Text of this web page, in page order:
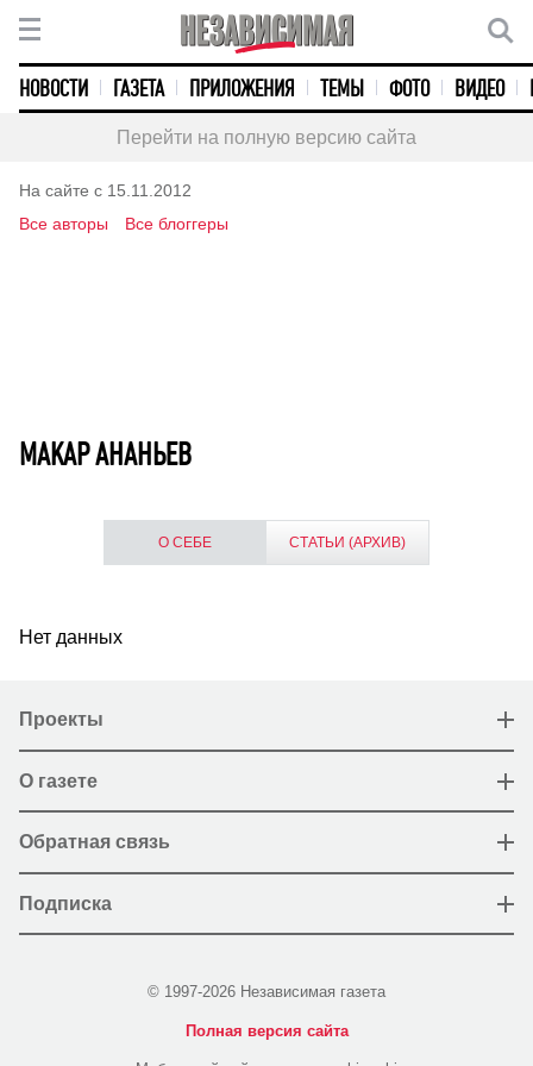
НОВОСТИ ГАЗЕТА ПРИЛОЖЕНИЯ ТЕМЫ ФОТО ВИДЕО
Перейти на полную версию сайта
На сайте с 15.11.2012
Все авторы
Все блоггеры
МАКАР АНАНЬЕВ
О СЕБЕ СТАТЬИ (АРХИВ)
Нет данных
Проекты
О газете
Обратная связь
Подписка
© 1997-2026 Независимая газета
Полная версия сайта